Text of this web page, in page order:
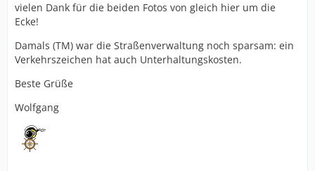
vielen Dank für die beiden Fotos von gleich hier um die
Ecke!
Damals (TM) war die Straßenverwaltung noch sparsam: ein
Verkehrszeichen hat auch Unterhaltungskosten.
Beste Grüße
Wolfgang